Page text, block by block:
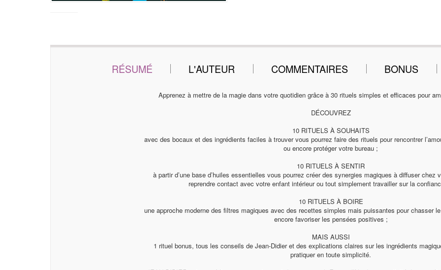
RÉSUMÉ L'AUTEUR COMMENTAIRES BONUS
Apprenez à mettre de la magie dans votre quotidien grâce à 30 rituels simples et efficaces pour
DÉCOUVREZ
10 RITUELS À SOUHAITS
avec des bocaux et des ingrédients faciles à trouver vous pourrez faire des rituels pour rencontrer
ou encore protéger votre bureau ;
10 RITUELS À SENTIR
à partir d’une base d’huiles essentielles vous pourrez créer des synergies magiques à diffuser chez
reprendre contact avec votre enfant intérieur ou tout simplement travailler sur la
10 RITUELS À BOIRE
une approche moderne des filtres magiques avec des recettes simples mais puissantes pour chasser
encore favoriser les pensées positives ;
MAIS AUSSI
1 rituel bonus, tous les conseils de Jean-Didier et des explications claires sur les ingrédients
pratiquer en toute simplicité.